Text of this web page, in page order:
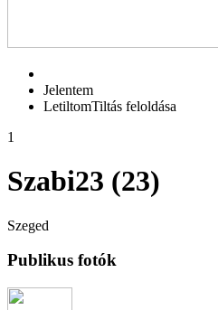
Jelentem
LetiltomTiltás feloldása
1
Szabi23 (23)
Szeged
Publikus fotók